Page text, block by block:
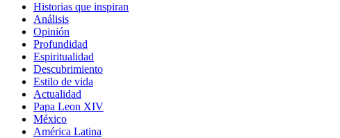
Historias que inspiran
Análisis
Opinión
Profundidad
Espiritualidad
Descubrimiento
Estilo de vida
Actualidad
Papa Leon XIV
México
América Latina